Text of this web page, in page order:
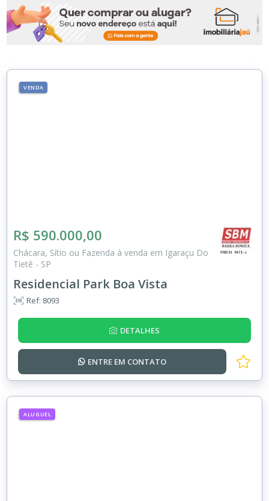
VENDA
R$ 590.000,00
Chácara, Sítio ou Fazenda à venda em Igaraçu Do
Tietê - SP
Residencial Park Boa Vista
Ref: 8093
DETALHES
ENTRE EM CONTATO
ALUGUEL